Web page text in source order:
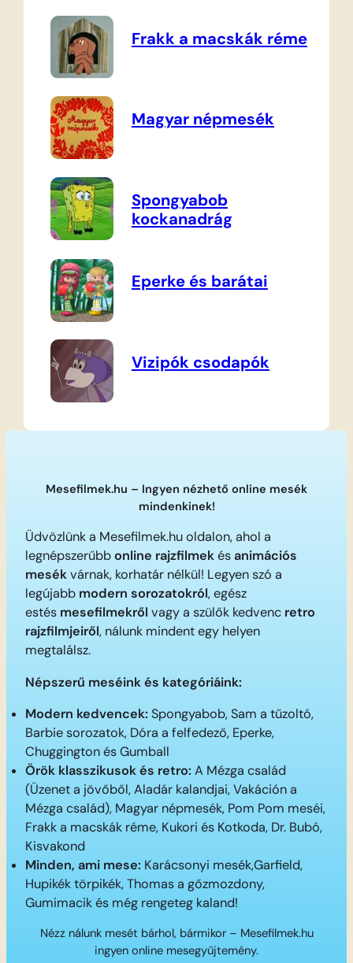
Frakk a macskák réme
Magyar népmesék
Spongyabob
kockanadrág
Eperke és barátai
Vizipók csodapók
Mesefilmek.hu – Ingyen nézhető online mesék
mindenkinek!
Üdvözlünk a Mesefilmek.hu oldalon, ahol a
legnépszerűbbonline rajzfilmekésanimációs
mesékvárnak, korhatár nélkül! Legyen szó a
legújabb modern sorozatokról, egész
estés mesefilmekről vagy a szülők kedvenc retro
rajzfilmjeiről, nálunk mindent egy helyen
megtalálsz.
Népszerű meséink és kategóriáink:
Modern kedvencek: Spongyabob, Sam a tűzoltó,
Barbie sorozatok, Dóra a felfedező, Eperke,
Chuggington és Gumball
Örök klasszikusok és retro: A Mézga család
(Üzenet a jövőből, Aladár kalandjai, Vakáción a
Mézga család), Magyar népmesék, Pom Pom meséi,
Frakk a macskák réme, Kukori és Kotkoda, Dr. Bubó,
Kisvakond
Minden, ami mese: Karácsonyi mesék,Garfield,
Hupikék törpikék, Thomas a gőzmozdony,
Gumimacik és még rengeteg kaland!
Nézz nálunk mesét bárhol, bármikor – Mesefilmek.hu
ingyen online mesegyűjtemény.